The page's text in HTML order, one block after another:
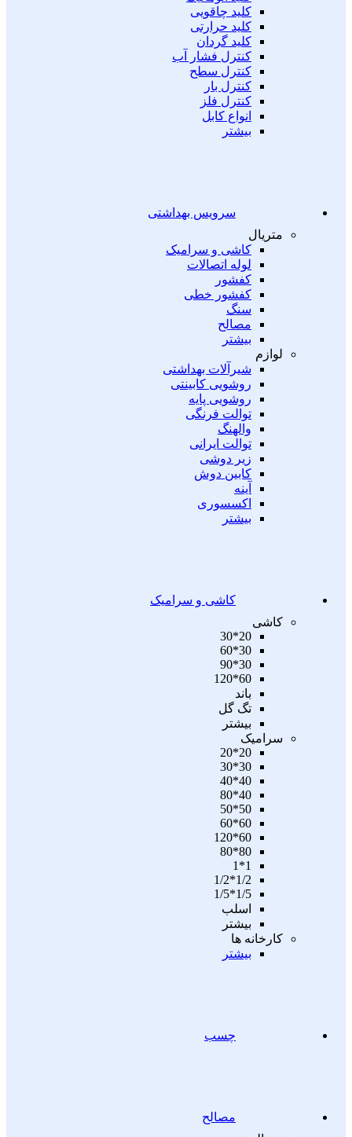
کلید چاقویی
کلید حرارتی
کلید گردان
کنترل فشار آب
کنترل سطح
کنترل بار
کنترل فلز
انواع کابل
بیشتر
سرویس بهداشتی
متریال
کاشی و سرامیک
لوله اتصالات
کفشور
کفشور خطی
سنگ
مصالح
بیشتر
لوازم
شیرآلات بهداشتی
روشویی کابینتی
روشویی پایه
توالت فرنگی
والهنگ
توالت ایرانی
زیر دوشی
کابین دوش
آینه
اکسسوری
بیشتر
کاشی و سرامیک
کاشی
20*30
30*60
30*90
60*120
باند
تگ گل
بیشتر
سرامیک
20*20
30*30
40*40
40*80
50*50
60*60
60*120
80*80
1*1
1/2*1/2
1/5*1/5
اسلب
بیشتر
کارخانه ها
بیشتر
چسب
مصالح